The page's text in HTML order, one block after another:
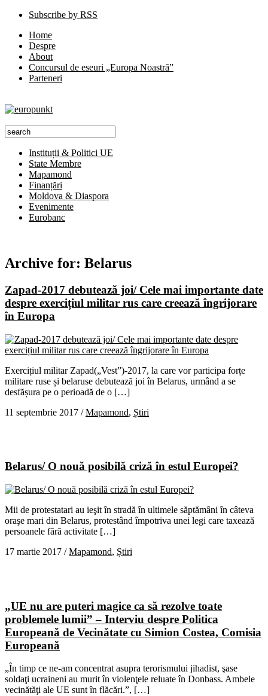
Subscribe by RSS
Home
Despre
About
Concursul de eseuri „Europa Noastră”
Parteneri
Instituții & Politici UE
State Membre
Mapamond
Finanțări
Moldova & Diaspora
Evenimente
Eurobanc
Archive for: Belarus
Zapad-2017 debutează joi/ Cele mai importante date
despre exercițiul militar rus care creează îngrijorare
în Europa
Exercițiul militar Zapad(„Vest”)-2017, la care vor participa forțe
militare ruse și belaruse debutează joi în Belarus, urmând a se
desfășura pe o perioadă de o […]
11 septembrie 2017 /Mapamond, Știri
Belarus/ O nouă posibilă criză în estul Europei?
Mii de protestatari au ieşit în stradă în ultimele săptămâni în câteva
oraşe mari din Belarus, protestând împotriva unei legi care taxează
persoanele fără activitate […]
17 martie 2017 /Mapamond, Știri
„UE nu are puteri magice ca să rezolve toate
problemele lumii” – Interviu despre Politica
Europeană de Vecinătate cu Simion Costea, Comisia
Europeană
„În timp ce ne-am concentrat asupra terorismului jihadist, şase
soldaţi ucraineni au murit în violenţele reluate în Donbass. Ambele
vecinătăţi ale UE sunt în flăcări.”, […]